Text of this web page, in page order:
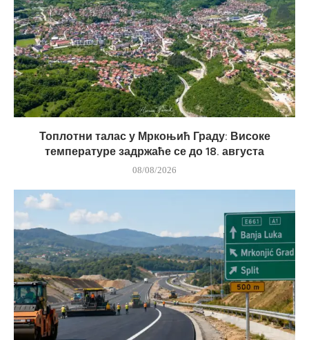
Топлотни талас у Мркоњић Граду: Високе
температуре задржаће се до 18. августа
08/08/2026